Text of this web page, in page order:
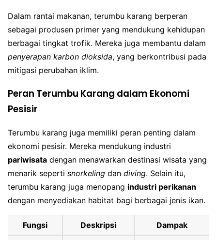
Dalam rantai makanan, terumbu karang berperan
sebagai produsen primer yang mendukung kehidupan
berbagai tingkat trofik. Mereka juga membantu dalam
penyerapan karbon dioksida, yang berkontribusi pada
mitigasi perubahan iklim.
Peran Terumbu Karang dalam Ekonomi
Pesisir
Terumbu karang juga memiliki peran penting dalam
ekonomi pesisir. Mereka mendukung industri
pariwisata dengan menawarkan destinasi wisata yang
menarik seperti snorkeling dan diving. Selain itu,
terumbu karang juga menopang industri perikanan
dengan menyediakan habitat bagi berbagai jenis ikan.
Fungsi Deskripsi Dampak